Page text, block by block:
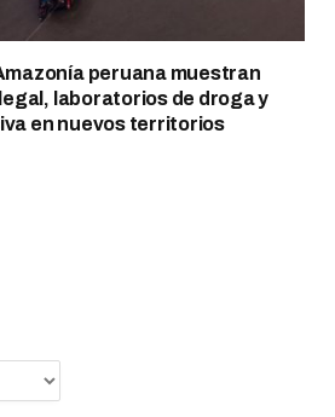
peruana muestran
laboratorios de droga y
en nuevos territorios